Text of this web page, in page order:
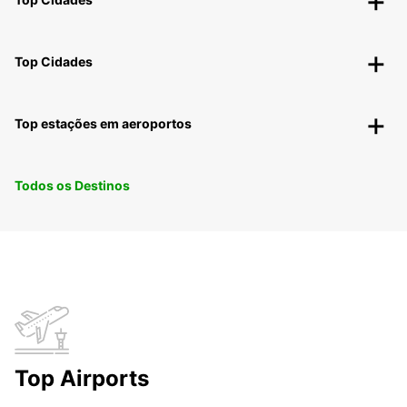
Top Cidades
Top estações em aeroportos
Todos os Destinos
Top Airports